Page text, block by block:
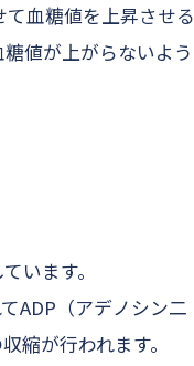
血糖値を上昇させる
値が上がらないよう
います。
ADP（アデノシン二
縮が行われます。